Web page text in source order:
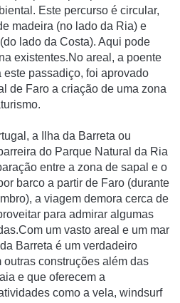
Este percurso é circular,
madeira (no lado da Ria) e
lado da Costa). Aqui pode
existentes.No areal, a poente
passadiço, foi aprovado
de Faro a criação de uma zona
a Ilha da Barreta ou
do Parque Natural da Ria
entre a zona de sapal e o
barco a partir de Faro (durante
a viagem demora cerca de
para admirar algumas
um vasto areal e um mar
Barreta é um verdadeiro
construções além das
e que oferecem a
como a vela, windsurf